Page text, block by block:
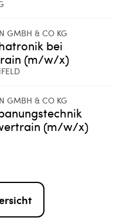
GMBH & CO KG
bei
(m/w/x)
GMBH & CO KG
(m/w/x)